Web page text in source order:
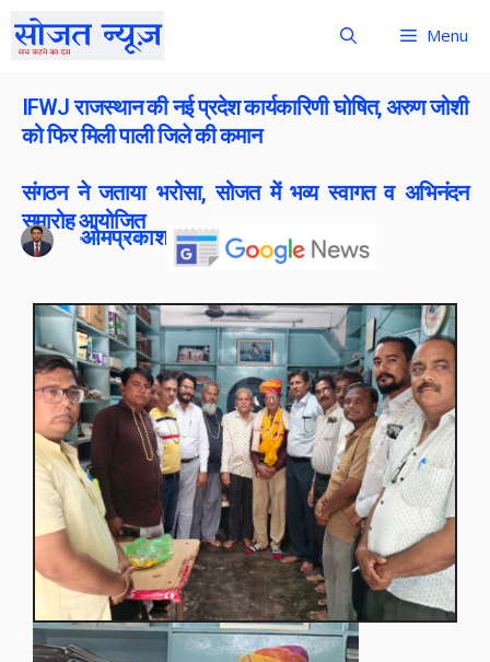
Menu
IFWJ राजस्थान की नई प्रदेश कार्यकारिणी घोषित, अरुण जोशी
को फिर मिली पाली जिले की कमान
संगठन ने जताया भरोसा, सोजत में भव्य स्वागत व अभिनंदन
समारोह आयोजित
ओमप्रकाश बोराना
Publish On:21 June 2026